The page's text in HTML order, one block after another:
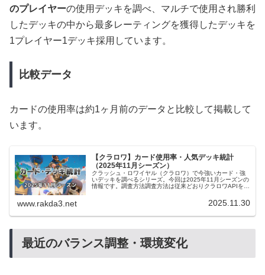
のプレイヤーの使用デッキを調べ、マルチで使用され勝利
したデッキの中から最多レーティングを獲得したデッキを
1プレイヤー1デッキ採用しています。
比較データ
カードの使用率は約1ヶ月前のデータと比較して掲載して
います。
【クラロワ】カード使用率・人気デッキ統計
（2025年11月シーズン）
クラッシュ・ロワイヤル（クラロワ）で今強いカード・強
いデッキを調べるシリーズ。今回は2025年11月シーズンの
情報です。調査方法調査方法は従来どおりクラロワAPIを使
www.rakda3.net 2025.11.30
最近のバランス調整・環境変化